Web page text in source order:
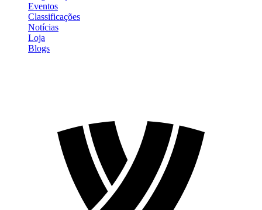
Eventos
Classificações
Notícias
Loja
Blogs